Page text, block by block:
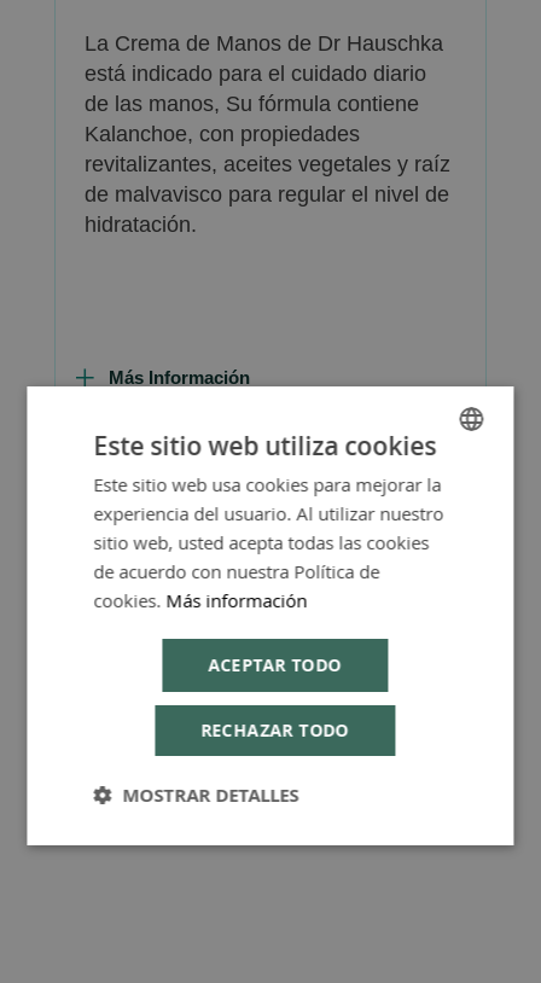
La Crema de Manos de Dr Hauschka
está indicado para el cuidado diario
de las manos, Su fórmula contiene
Kalanchoe, con propiedades
revitalizantes, aceites vegetales y raíz
de malvavisco para regular el nivel de
hidratación.
Más Información
FAQ - Preguntas y Respuestas
Consejos de Compra Producto
SPANISH
ENGLISH
Este sitio web utiliza cookies
Este sitio web usa cookies para mejorar la
experiencia del usuario. Al utilizar nuestro
sitio web, usted acepta todas las cookies
de acuerdo con nuestra Política de
cookies. Más información
ACEPTAR TODO
RECHAZAR TODO
MOSTRAR DETALLES